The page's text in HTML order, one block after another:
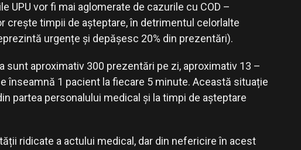
UPU vor fi mai aglomerate de cazurile cu COD –
crește timpii de așteptare, în detrimentul celorlalte
urgențe și depășesc 20% din prezentări).
sunt aproximativ 300 prezentări pe zi, aproximativ 13 –
înseamnă 1 pacient la fiecare 5 minute. Această situație
partea personalului medical și la timpi de așteptare
ridicate a actului medical, dar din nefericire în acest